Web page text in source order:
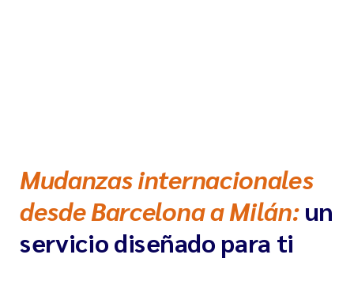
Mudanzas internacionales
desde Barcelona a Milán:un
servicio diseñado para ti